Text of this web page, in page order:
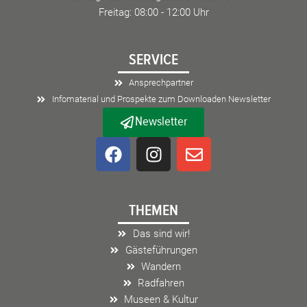
Freitag: 08:00 - 12:00 Uhr
SERVICE
Ansprechpartner
Infomaterial und Prospekte zum Downloaden Newsletter
Newsletter
F
a
o
o
I
n
a
g
r
a
m
E
n
p
THEMEN
Das sind wir!
Gästeführungen
Wandern
Radfahren
Museen & Kultur